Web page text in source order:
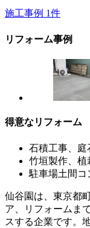
施工事例 1件
リフォーム事例
得意なリフォーム
石積工事、庭
竹垣製作、植
駐車場土間コ
仙谷園は、東京都
ア、リフォームま
スする企業です。